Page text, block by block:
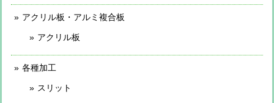
アクリル板・アルミ複合板
アクリル板
各種加工
スリット